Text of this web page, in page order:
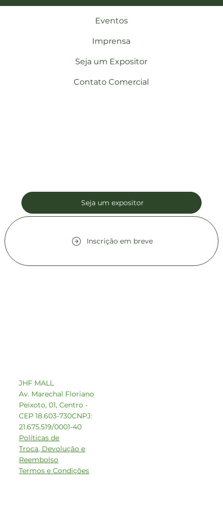
Eventos
Imprensa
Seja um Expositor
Contato Comercial
Seja um expositor
Inscrição em breve
JHF MALL
Av. Marechal Floriano
Peixoto, 01, Centro -
CEP 18.603-730CNPJ:
21.675.519/0001-40
Políticas de
Troca, Devolução e
Reembolso
Termos e Condições